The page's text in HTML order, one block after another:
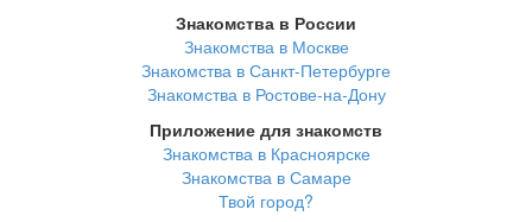
Знакомства в России
Знакомства в Москве
Знакомства в Санкт-Петербурге
Знакомства в Ростове-на-Дону
Приложение для знакомств
Знакомства в Красноярске
Знакомства в Самаре
Твой город?